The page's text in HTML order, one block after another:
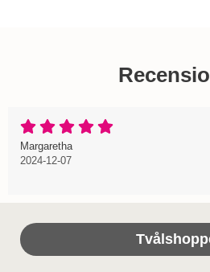
Betyg: 5 Stjärnor av 5
Recension av:
Margaretha, 2024-12-07
, 2024-12-07
2024-12-07
Sidfot Blandad info